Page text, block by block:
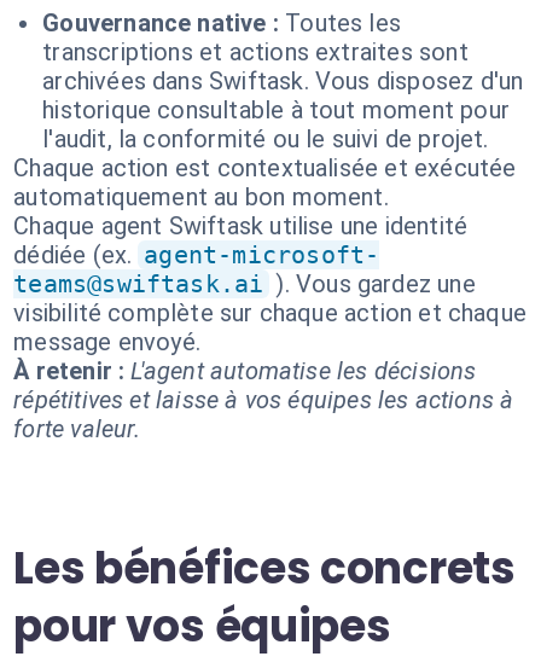
Gouvernance native : Toutes les
transcriptions et actions extraites sont
archivées dans Swiftask. Vous disposez d'un
historique consultable à tout moment pour
l'audit, la conformité ou le suivi de projet.
Chaque action est contextualisée et exécutée
automatiquement au bon moment.
Chaque agent Swiftask utilise une identité
dédiée (ex. agent-microsoft-
teams@swiftask.ai ). Vous gardez une
visibilité complète sur chaque action et chaque
message envoyé.
À retenir : L'agent automatise les décisions
répétitives et laisse à vos équipes les actions à
forte valeur.
Les bénéfices concrets
pour vos équipes